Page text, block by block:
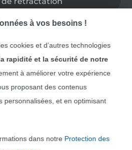
Contact
plus d’idées
à vos besoins !
cookies et d’autres technologies
rapidité et la sécurité de notre
à améliorer votre expérience
proposant des contenus
personnalisées, et en optimisant
dans notre Protection des